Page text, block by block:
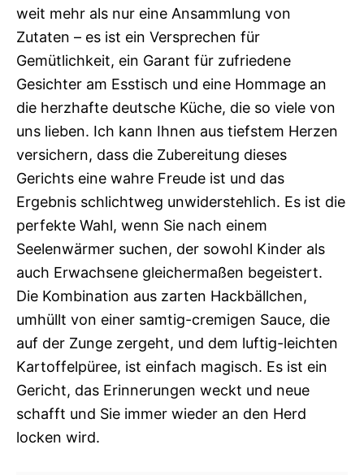
weit mehr als nur eine Ansammlung von
Zutaten – es ist ein Versprechen für
Gemütlichkeit, ein Garant für zufriedene
Gesichter am Esstisch und eine Hommage an
die herzhafte deutsche Küche, die so viele von
uns lieben. Ich kann Ihnen aus tiefstem Herzen
versichern, dass die Zubereitung dieses
Gerichts eine wahre Freude ist und das
Ergebnis schlichtweg unwiderstehlich. Es ist die
perfekte Wahl, wenn Sie nach einem
Seelenwärmer suchen, der sowohl Kinder als
auch Erwachsene gleichermaßen begeistert.
Die Kombination aus zarten Hackbällchen,
umhüllt von einer samtig-cremigen Sauce, die
auf der Zunge zergeht, und dem luftig-leichten
Kartoffelpüree, ist einfach magisch. Es ist ein
Gericht, das Erinnerungen weckt und neue
schafft und Sie immer wieder an den Herd
locken wird.